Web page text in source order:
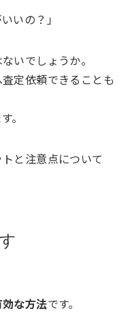
いの？」
いでしょうか。
定依頼できることも
。
と注意点について
効な方法です。